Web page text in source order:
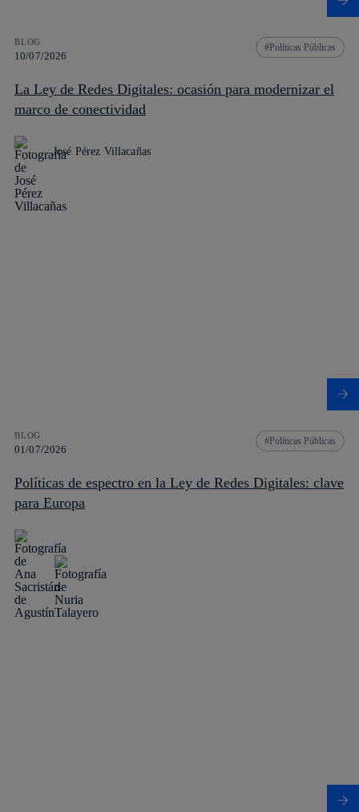
BLOG
10/07/2026
Políticas Públicas
La Ley de Redes Digitales: ocasión para modernizar el
marco de conectividad
José Pérez Villacañas
BLOG
01/07/2026
Políticas Públicas
Políticas de espectro en la Ley de Redes Digitales: clave
para Europa